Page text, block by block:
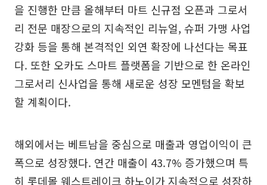
을 진행한 만큼 올해부터 마트 신규점 오픈과 그로서
리 전문 매장으로의 지속적인 리뉴얼, 슈퍼 가맹 사업
강화 등을 통해 본격적인 외연 확장에 나선다는 목표
다. 또한 오카도 스마트 플랫폼을 기반으로 한 온라인
그로서리 신사업을 통해 새로운 성장 모멘텀을 확보
할 계획이다.
해외에서는 베트남을 중심으로 매출과 영업이익이 큰
폭으로 성장했다. 연간 매출이 43.7% 증가했으며 특
히 롯데몰 웨스트레이크 하노이가 지속적으로 성장하